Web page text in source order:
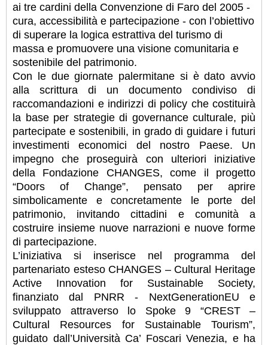
ai tre cardini della Convenzione di Faro del 2005 -
cura, accessibilità e partecipazione - con l’obiettivo
di superare la logica estrattiva del turismo di
massa e promuovere una visione comunitaria e
sostenibile del patrimonio.
Con le due giornate palermitane si è dato avvio
alla scrittura di un documento condiviso di
raccomandazioni e indirizzi di policy che costituirà
la base per strategie di governance culturale, più
partecipate e sostenibili, in grado di guidare i futuri
investimenti economici del nostro Paese. Un
impegno che proseguirà con ulteriori iniziative
della Fondazione CHANGES, come il progetto
“Doors of Change”, pensato per aprire
simbolicamente e concretamente le porte del
patrimonio, invitando cittadini e comunità a
costruire insieme nuove narrazioni e nuove forme
di partecipazione.
L’iniziativa si inserisce nel programma del
partenariato esteso CHANGES – Cultural Heritage
Active Innovation for Sustainable Society,
finanziato dal PNRR - NextGenerationEU e
sviluppato attraverso lo Spoke 9 “CREST –
Cultural Resources for Sustainable Tourism”,
guidato dall’Università Ca’ Foscari Venezia, e ha